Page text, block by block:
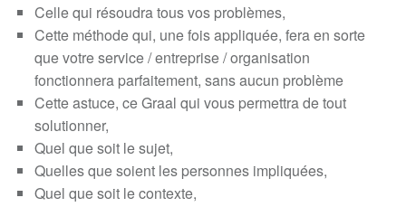
Celle qui résoudra tous vos problèmes,
Cette méthode qui, une fois appliquée, fera en sorte
que votre service / entreprise / organisation
fonctionnera parfaitement, sans aucun problème
Cette astuce, ce Graal qui vous permettra de tout
solutionner,
Quel que soit le sujet,
Quelles que soient les personnes impliquées,
Quel que soit le contexte,